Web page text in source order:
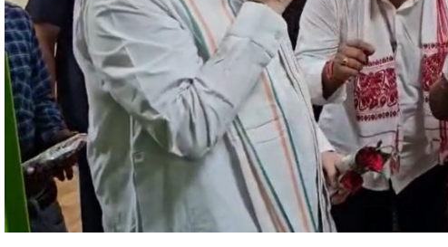
समूह की लंबी नाग ने बताया कि इस समूह से जुड़कर वे सालाना एक लाख रुपये तक आय
प्रसंस्करण करके उच्च गुणवत्ता युक्त इमली पल्प तैयार कर रही हैं।